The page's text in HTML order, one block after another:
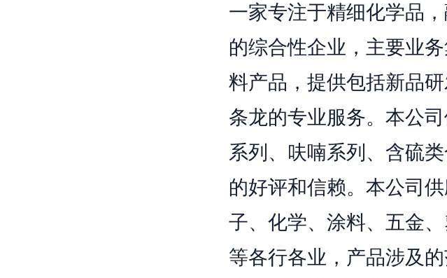
一家专注于精细化学品
的综合性企业，主要业
料产品，提供包括新品
条龙的专业服务。本公
系列、呋喃系列、含硫
的好评和信赖。本公司
子、化学、涂料、五金
等各行各业，产品涉及